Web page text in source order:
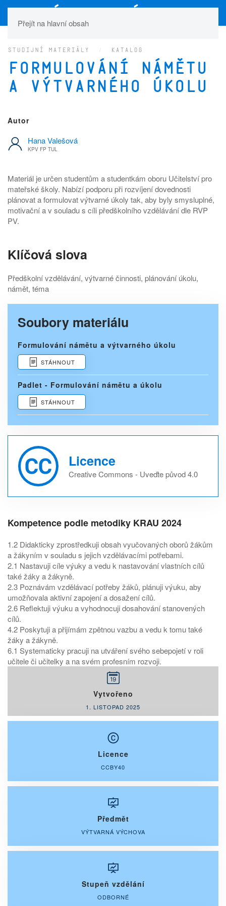
Přejít na hlavní obsah
STUDIJNÍ MATERIÁLY KATALOG
Formulování námětu
a výtvarného úkolu
Autor
Hana Valešová
KPV FP TUL
Materiál je určen studentům a studentkám oboru Učitelství pro
mateřské školy. Nabízí podporu při rozvíjení dovednosti
plánovat a formulovat výtvarné úkoly tak, aby byly smysluplné,
motivační a v souladu s cíli předškolního vzdělávání dle RVP
PV.
Klíčová slova
Předškolní vzdělávání, výtvarné činnosti, plánování úkolu,
námět, téma
Soubory materiálu
Formulování námětu a výtvarného úkolu
STÁHNOUT
Padlet - Formulování námětu a úkolu
STÁHNOUT
Licence
Creative Commons - Uveďte původ 4.0
Kompetence podle metodiky KRAU 2024
1.2 Didakticky zprostředkuji obsah vyučovaných oborů žákům
a žákyním v souladu s jejich vzdělávacími potřebami.
2.1 Nastavuji cíle výuky a vedu k nastavování vlastních cílů
také žáky a žákyně.
2.3 Poznávám vzdělávací potřeby žáků, plánuji výuku, aby
umožňovala aktivní zapojení a dosažení cílů.
2.6 Reflektuji výuku a vyhodnocuji dosahování stanovených
cílů.
4.2 Poskytuji a přijímám zpětnou vazbu a vedu k tomu také
žáky a žákyně.
6.1 Systematicky pracuji na utváření svého sebepojetí v roli
učitele či učitelky a na svém profesním rozvoji.
Vytvořeno
1. LISTOPAD 2025
Licence
CCBY40
Předmět
VÝTVARNÁ VÝCHOVA
Stupeň vzdělání
ODBORNÉ